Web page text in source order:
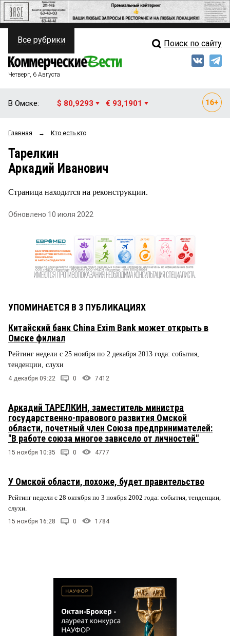
ПОЛИТИКА
ФИНАНСЫ
ОБЩЕСТВО
ЗАКОН
Свежий выпуск
Все рубрики Поиск по сайту
Четверг, 6 Августа
В Омске: $ 80,9293 € 93,1901
Главная → Кто есть кто
Тарелкин
Аркадий Иванович
Страница находится на реконструкции.
Обновлено 10 июля 2022
УПОМИНАЕТСЯ В 3 ПУБЛИКАЦИЯХ
Китайский банк China Exim Bank может открыть в
Омске филиал
Рейтинг недели с 25 ноября по 2 декабря 2013 года: события,
тенденции, слухи
4 декабря 09:22 0 7412
Аркадий ТАРЕЛКИН, заместитель министра
государственно-правового развития Омской
области, почетный член Союза предпринимателей:
"В работе союза многое зависело от личностей"
15 ноября 10:35 0 4777
У Омской области, похоже, будет правительство
Рейтинг недели с 28 октября по 3 ноября 2002 года: события, тенденции,
слухи.
15 ноября 16:28 0 1784